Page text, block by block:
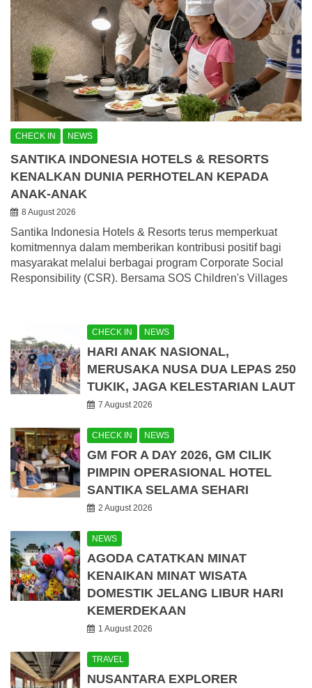
CHECK IN NEWS
SANTIKA INDONESIA HOTELS & RESORTS
KENALKAN DUNIA PERHOTELAN KEPADA
ANAK-ANAK
8 August 2026
Santika Indonesia Hotels & Resorts terus memperkuat
komitmennya dalam memberikan kontribusi positif bagi
masyarakat melalui berbagai program Corporate Social
Responsibility (CSR). Bersama SOS Children's Villages
CHECK IN NEWS
HARI ANAK NASIONAL,
MERUSAKA NUSA DUA LEPAS 250
TUKIK, JAGA KELESTARIAN LAUT
7 August 2026
CHECK IN NEWS
GM FOR A DAY 2026, GM CILIK
PIMPIN OPERASIONAL HOTEL
SANTIKA SELAMA SEHARI
2 August 2026
NEWS
AGODA CATATKAN MINAT
KENAIKAN MINAT WISATA
DOMESTIK JELANG LIBUR HARI
KEMERDEKAAN
1 August 2026
TRAVEL
NUSANTARA EXPLORER